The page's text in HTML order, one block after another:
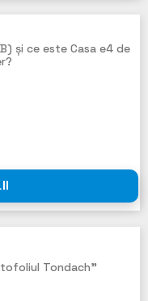
și ce este Casa e4 de
Tondach”